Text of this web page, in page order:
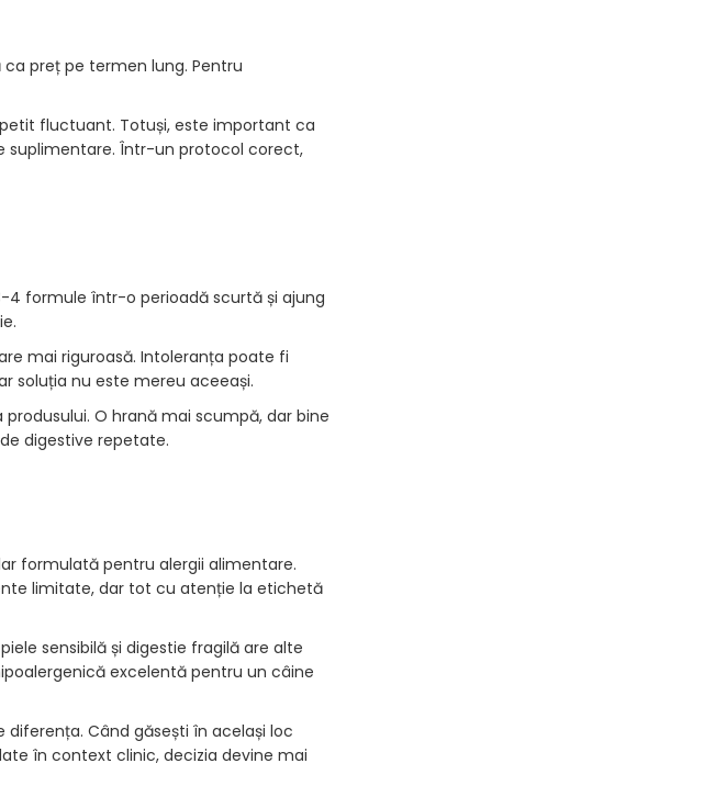
preț pe termen lung. Pentru
fluctuant. Totuși, este important ca
suplimentare. Într-un protocol corect,
4 formule într-o perioadă scurtă și ajung
mai riguroasă. Intoleranța poate fi
soluția nu este mereu aceeași.
O hrană mai scumpă, dar bine
digestive repetate.
formulată pentru alergii alimentare.
limitate, dar tot cu atenție la etichetă
sensibilă și digestie fragilă are alte
excelentă pentru un câine
Când găsești în același loc
în context clinic, decizia devine mai